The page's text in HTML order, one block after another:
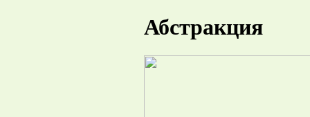
Абстракция